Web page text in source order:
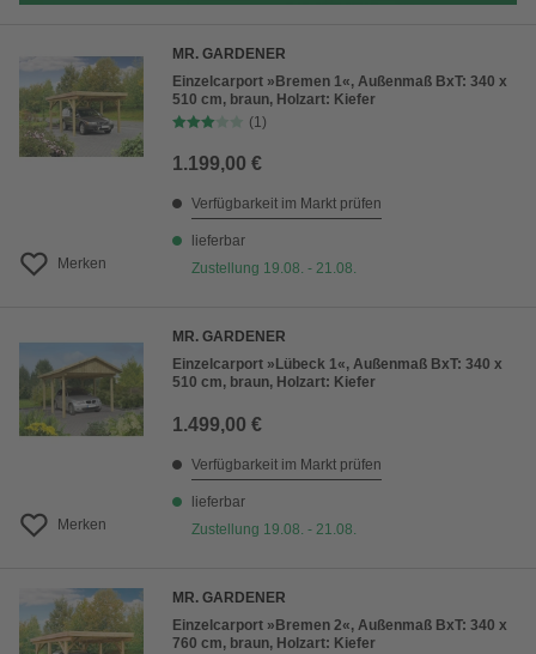
Merken
MR. GARDENER
Einzelcarport »Bremen 1«, Außenmaß BxT: 340 x
510 cm, braun, Holzart: Kiefer
(1)
1.199,00 €
Verfügbarkeit im Markt prüfen
lieferbar
Zustellung 19.08. - 21.08.
Merken
MR. GARDENER
Einzelcarport »Lübeck 1«, Außenmaß BxT: 340 x
510 cm, braun, Holzart: Kiefer
1.499,00 €
Verfügbarkeit im Markt prüfen
lieferbar
Zustellung 19.08. - 21.08.
MR. GARDENER
Einzelcarport »Bremen 2«, Außenmaß BxT: 340 x
760 cm, braun, Holzart: Kiefer